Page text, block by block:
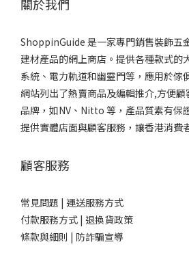
關於我們
ShoppinGuide 是一家專門銷售裝飾五
建材產品的網上商店。提供各種款式的
系統、電力軌道和幽靈門等，應用於傢
網站列出了熱賣商品及編輯推介,方便
品牌，如NV、Nitto 等，產品質素有保
提供實體店面與顧客服務，讓香港消費
顧客服務
常見問題 | 運送服務方式
付款服務方式 | 退換貨政策
條款與細則 | 防詐騙宣導